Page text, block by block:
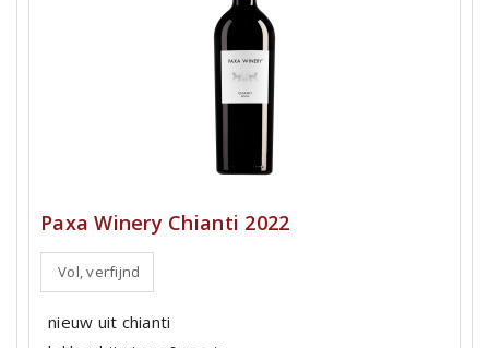
Paxa Winery Chianti 2022
Vol, verfijnd
nieuw uit chianti